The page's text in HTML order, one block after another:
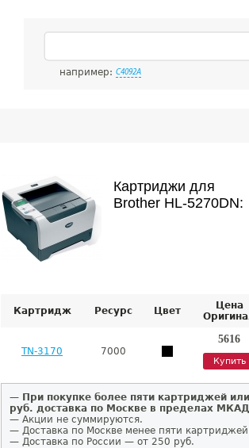
например: C4092A
Картриджи для
Brother HL-5270DN:
Картридж Ресурс Цвет
Цена
TN-3170 7000
5616
Купить
— При покупке более пяти картриджей
руб. доставка по Москве в пределах МКАД
— Акции не суммируются.
— Доставка по Москве менее пяти
— Доставка по России — от 250 руб.